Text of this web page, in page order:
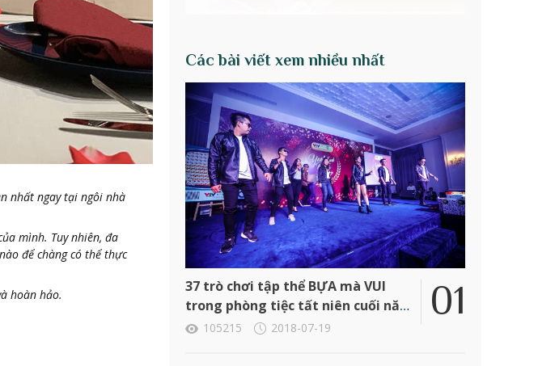
nhất ngay tại ngôi nhà
mình. Tuy nhiên, đa
để chàng có thể thực
hoàn hảo.
Các bài viết xem nhiều nhất
37 trò chơi tập thể BỰA mà VUI
trong phòng tiệc tất niên cuối năm
công ty
105215 2018-07-19